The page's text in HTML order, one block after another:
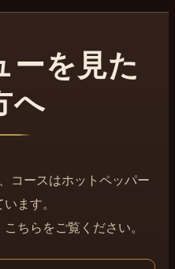
ーを見た
へ
コースはホットペッパー
ます。
ちらをご覧ください。